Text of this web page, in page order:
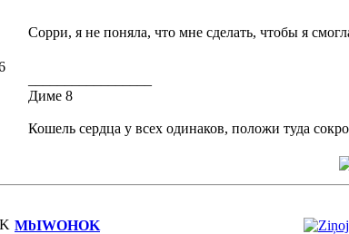
Сорри, я не поняла, что мне сделать, чтобы я
Диме 8
Кошель сердца у всех одинаков, положи туда
MbIWOHOK